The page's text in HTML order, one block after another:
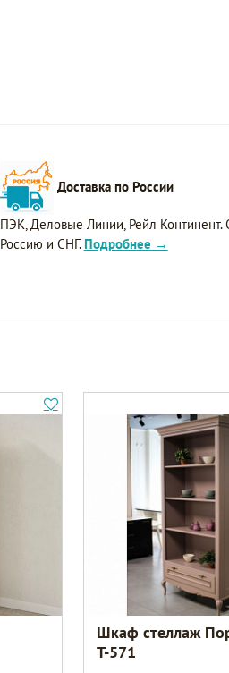
Доставка по России
ПЭК, Деловые Линии, Рейл Континент.
Россию и СНГ. Подробнее →
Шкаф стеллаж
Т-571